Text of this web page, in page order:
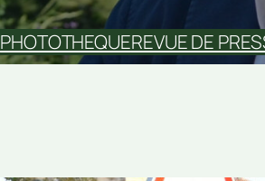
PHOTOTHEQUEREVUE DE